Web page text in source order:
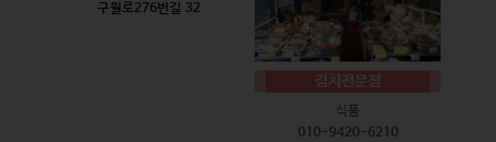
구월로276번길 32
김치전문점
식품
010-9420-6210